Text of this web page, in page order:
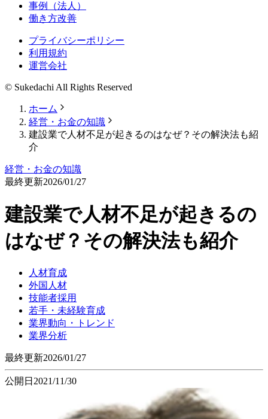
事例（法人）
働き方改善
プライバシーポリシー
利用規約
運営会社
© Sukedachi All Rights Reserved
ホーム
経営・お金の知識
建設業で人材不足が起きるのはなぜ？その解決法も紹
介
経営・お金の知識
最終更新2026/01/27
建設業で人材不足が起きるの
はなぜ？その解決法も紹介
人材育成
外国人材
技能者採用
若手・未経験育成
業界動向・トレンド
業界分析
最終更新2026/01/27
公開日 2021/11/30